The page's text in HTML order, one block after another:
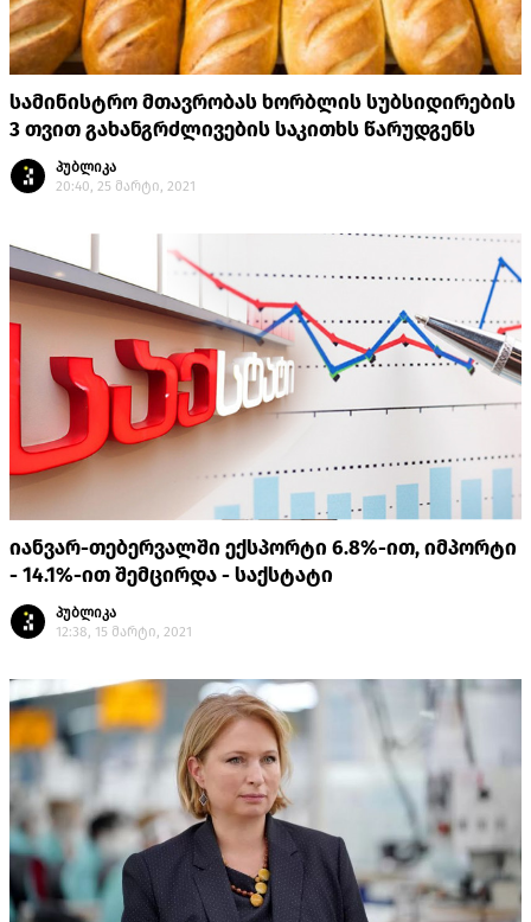
სამინისტრო მთავრობას ხორბლის სუბსიდირების
3 თვით გახანგრძლივების საკითხს წარუდგენს
პუბლიკა
20:40, 25 მარტი, 2021
იანვარ-თებერვალში ექსპორტი 6.8%-ით, იმპორტი
- 14.1%-ით შემცირდა - საქსტატი
პუბლიკა
12:38, 15 მარტი, 2021